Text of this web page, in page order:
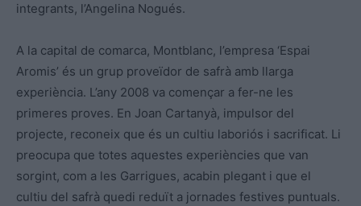
integrants, l’Angelina Nogués.
A la capital de comarca, Montblanc, l’empresa ‘Espai
Aromis’ és un grup proveïdor de safrà amb llarga
experiència. L’any 2008 va començar a fer-ne les
primeres proves. En Joan Cartanyà, impulsor del
projecte, reconeix que és un cultiu laboriós i sacrificat. Li
preocupa que totes aquestes experiències que van
sorgint, com a les Garrigues, acabin plegant i que el
cultiu del safrà quedi reduït a jornades festives puntuals.